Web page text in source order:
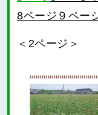
8ページ ９ペー
＜2ページ＞